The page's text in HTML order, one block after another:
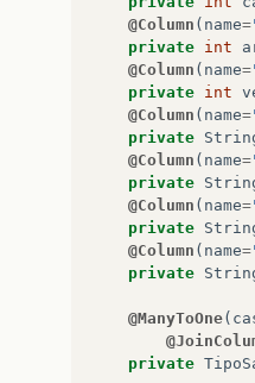
@Column ( name=
private int
@Column ( name=
private int
@Column ( name=
private
@Column ( name=
private
@Column ( name=
private
@Column ( name=
private
@ManyToOne(
private